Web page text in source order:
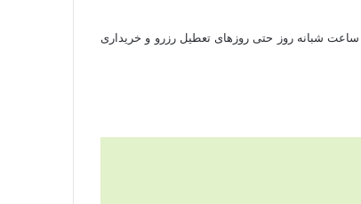
سریعترین زمان ممکن 24 ساعت شبانه روز حتی روزهای تعطیل رزرو و خریداری